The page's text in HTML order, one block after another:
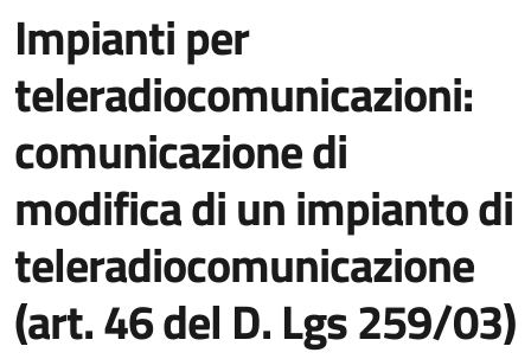
Impianti per
teleradiocomunicazioni:
comunicazione di
modifica di un impianto di
teleradiocomunicazione
(art. 46 del D. Lgs 259/03)